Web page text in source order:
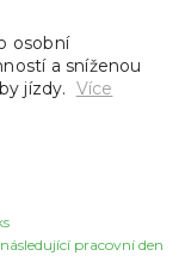
pracovní den
osobní
a sníženou
jízdy. Více